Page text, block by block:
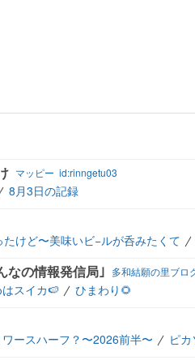
マッピー id:rinngetu03
8月3日の記録
たけど〜美味いビ−ルが呑みたくて
なの情報発信局｣ 多和結願の里ブロ
スイカ🍉 ひまわり🌻
ースハーフ？〜2026前半〜 ピ